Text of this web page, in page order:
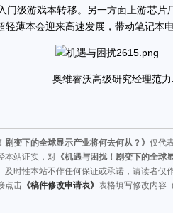
门级游戏本转移。另一方面上游芯片
轻薄本会迎来高速发展，带动笔记本
奥维睿沃高级研究经理范力
剧变下的全球显示产业将何去何从？》仅代
本站证实，对《机遇与困扰！剧变下的全球
及时性本站不作任何保证或承诺，请读者仅
点击《稿件修改申请表》 表格填写修改内容